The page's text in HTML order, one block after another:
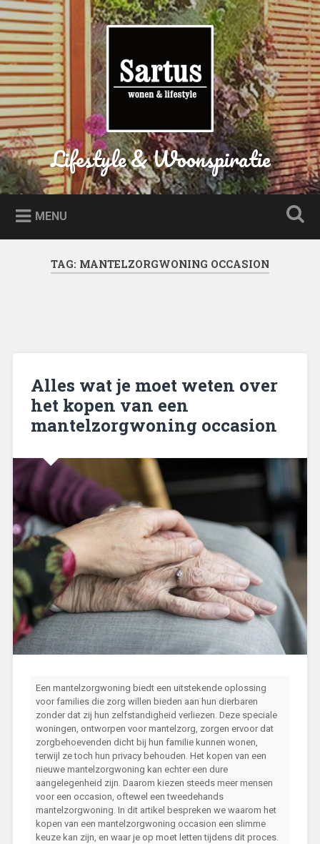
Naar
de
inhoud
springen
Zoeken
Lifestyle & Woonspiratie
MENU
TAG: MANTELZORGWONING OCCASION
Alles wat je moet weten over
het kopen van een
mantelzorgwoning occasion
Een mantelzorgwoning biedt een uitstekende oplossing
voor families die zorg willen bieden aan hun dierbaren
zonder dat zij hun zelfstandigheid verliezen. Deze speciale
woningen, ontworpen voor mantelzorg, zorgen ervoor dat
zorgbehoevenden dicht bij hun familie kunnen wonen,
terwijl ze toch hun privacy behouden. Het kopen van een
nieuwe mantelzorgwoning kan echter een dure
aangelegenheid zijn. Daarom kiezen steeds meer mensen
voor een occasion, oftewel een tweedehands
mantelzorgwoning. In dit artikel bespreken we waarom het
kopen van een mantelzorgwoning occasion een slimme
keuze kan zijn, en waar je op moet letten tijdens dit proces.